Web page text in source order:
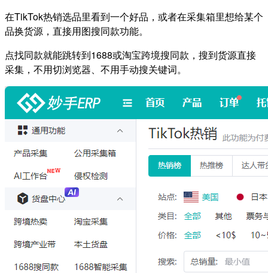
在TikTok热销选品里看到一个好品，或者在采集箱里想给某个
品换货源，直接用图搜同款功能。
点找同款就能跳转到1688或淘宝跨境搜同款，搜到货源直接
采集，不用切浏览器、不用手动搜关键词。